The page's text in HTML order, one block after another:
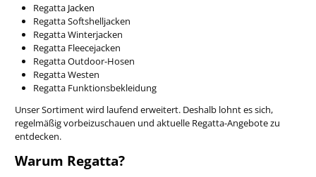
Regatta Jacken
Regatta Softshelljacken
Regatta Winterjacken
Regatta Fleecejacken
Regatta Outdoor-Hosen
Regatta Westen
Regatta Funktionsbekleidung
Unser Sortiment wird laufend erweitert. Deshalb lohnt es sich,
regelmäßig vorbeizuschauen und aktuelle Regatta-Angebote zu
entdecken.
Warum Regatta?